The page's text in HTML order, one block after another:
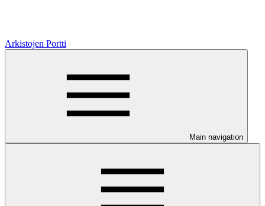
Arkistojen Portti
Main navigation